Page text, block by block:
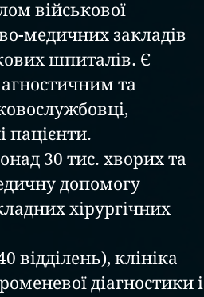
військової
медичних закладів
шпиталів. Є
та
пацієнти.
допомогу
хірургічних
діагностики і